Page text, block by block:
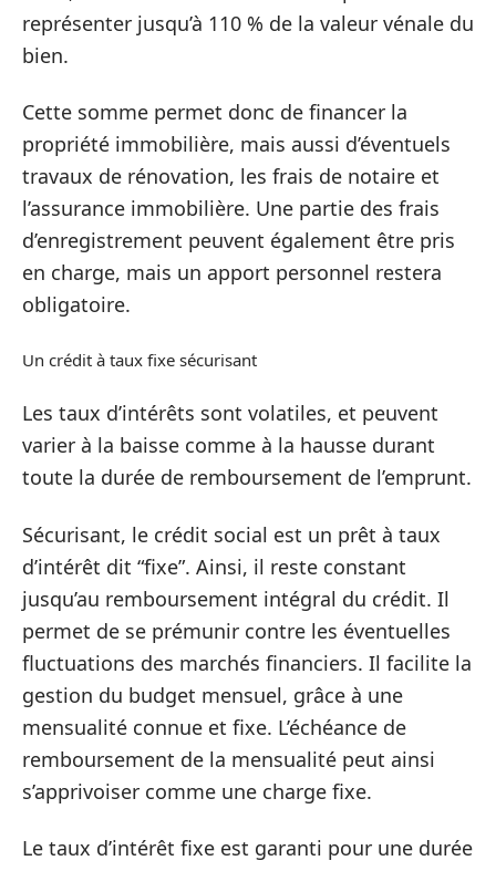
représenter jusqu’à 110 % de la valeur vénale du
bien.
Cette somme permet donc de financer la
propriété immobilière, mais aussi d’éventuels
travaux de rénovation, les frais de notaire et
l’assurance immobilière. Une partie des frais
d’enregistrement peuvent également être pris
en charge, mais un apport personnel restera
obligatoire.
Un crédit à taux fixe sécurisant
Les taux d’intérêts sont volatiles, et peuvent
varier à la baisse comme à la hausse durant
toute la durée de remboursement de l’emprunt.
Sécurisant, le crédit social est un prêt à taux
d’intérêt dit “fixe”. Ainsi, il reste constant
jusqu’au remboursement intégral du crédit. Il
permet de se prémunir contre les éventuelles
fluctuations des marchés financiers. Il facilite la
gestion du budget mensuel, grâce à une
mensualité connue et fixe. L’échéance de
remboursement de la mensualité peut ainsi
s’apprivoiser comme une charge fixe.
Le taux d’intérêt fixe est garanti pour une durée